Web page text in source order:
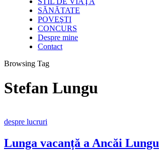
SĂNĂTATE
POVEŞTI
CONCURS
Despre mine
Contact
Browsing Tag
Stefan Lungu
despre lucruri
Lunga vacanță a Ancăi Lungu